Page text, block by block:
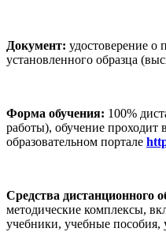
Документ: удостоверение
установленного образца
Форма обучения: 100%
работы), обучение проходит
образовательном портале
Средства дистанционного
методические комплексы,
учебники, учебные пособия,